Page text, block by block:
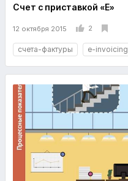
Счет с приставкой «E»
12 октября 2015 2
счета-фактуры e-invoicing